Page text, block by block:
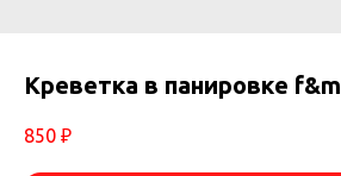
Креветка в панировке f&m
850 ₽